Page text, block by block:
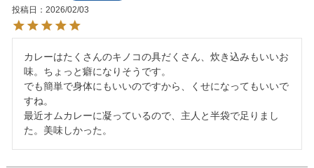
投稿日
2026/02/03
カレーはたくさんのキノコの具だくさん、炊き込みもいいお
味。ちょっと癖になりそうです。
でも簡単で身体にもいいのですから、くせになってもいいで
すね。
最近オムカレーに凝っているので、主人と半袋で足りまし
た。美味しかった。